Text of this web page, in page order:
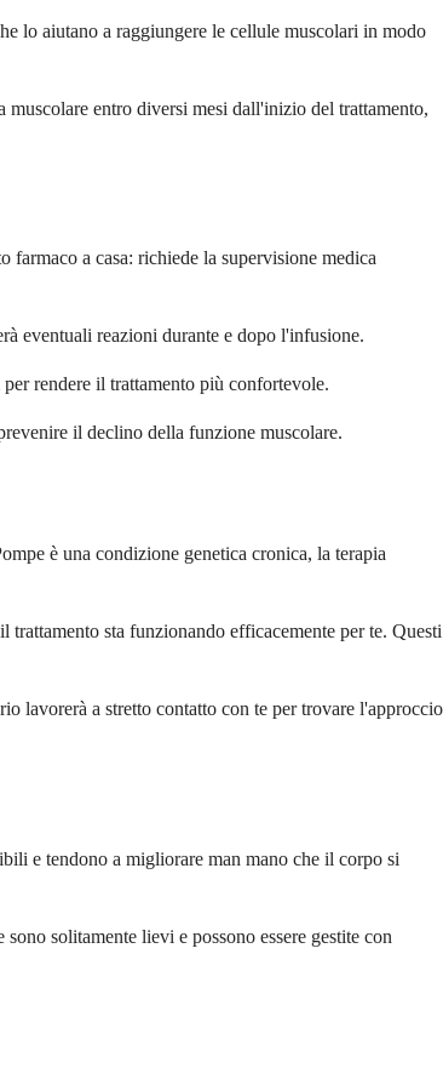
lo aiutano a raggiungere le cellule muscolari in modo
entro diversi mesi dall'inizio del trattamento,
a casa: richiede la supervisione medica
eventuali reazioni durante e dopo l'infusione.
rendere il trattamento più confortevole.
il declino della funzione muscolare.
è una condizione genetica cronica, la terapia
sta funzionando efficacemente per te. Questi
lavorerà a stretto contatto con te per trovare l'approccio
e tendono a migliorare man mano che il corpo si
solitamente lievi e possono essere gestite con